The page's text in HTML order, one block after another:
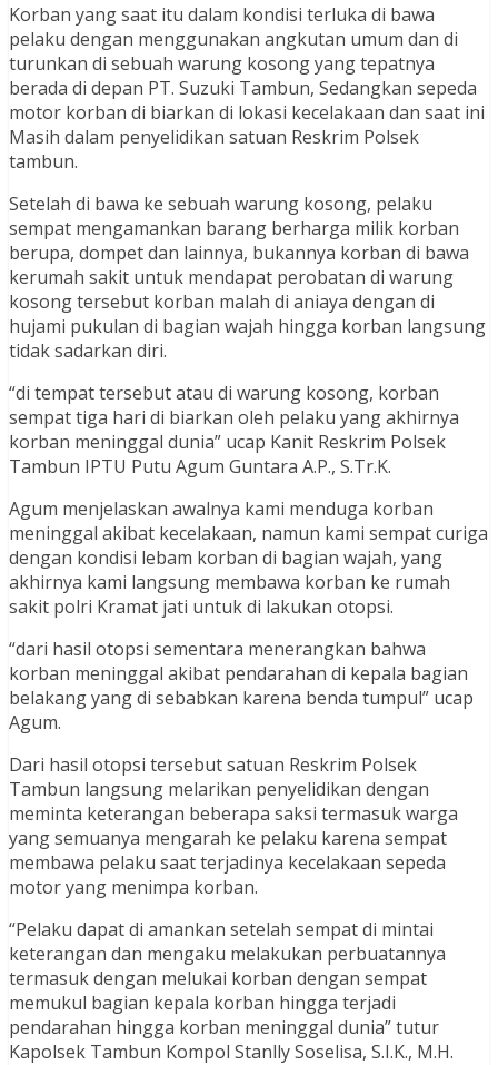
Korban yang saat itu dalam kondisi terluka di bawa
pelaku dengan menggunakan angkutan umum dan di
turunkan di sebuah warung kosong yang tepatnya
berada di depan PT. Suzuki Tambun, Sedangkan sepeda
motor korban di biarkan di lokasi kecelakaan dan saat ini
Masih dalam penyelidikan satuan Reskrim Polsek
tambun.
Setelah di bawa ke sebuah warung kosong, pelaku
sempat mengamankan barang berharga milik korban
berupa, dompet dan lainnya, bukannya korban di bawa
kerumah sakit untuk mendapat perobatan di warung
kosong tersebut korban malah di aniaya dengan di
hujami pukulan di bagian wajah hingga korban langsung
tidak sadarkan diri.
“di tempat tersebut atau di warung kosong, korban
sempat tiga hari di biarkan oleh pelaku yang akhirnya
korban meninggal dunia” ucap Kanit Reskrim Polsek
Tambun IPTU Putu Agum Guntara A.P., S.Tr.K.
Agum menjelaskan awalnya kami menduga korban
meninggal akibat kecelakaan, namun kami sempat curiga
dengan kondisi lebam korban di bagian wajah, yang
akhirnya kami langsung membawa korban ke rumah
sakit polri Kramat jati untuk di lakukan otopsi.
“dari hasil otopsi sementara menerangkan bahwa
korban meninggal akibat pendarahan di kepala bagian
belakang yang di sebabkan karena benda tumpul” ucap
Agum.
Dari hasil otopsi tersebut satuan Reskrim Polsek
Tambun langsung melarikan penyelidikan dengan
meminta keterangan beberapa saksi termasuk warga
yang semuanya mengarah ke pelaku karena sempat
membawa pelaku saat terjadinya kecelakaan sepeda
motor yang menimpa korban.
“Pelaku dapat di amankan setelah sempat di mintai
keterangan dan mengaku melakukan perbuatannya
termasuk dengan melukai korban dengan sempat
memukul bagian kepala korban hingga terjadi
pendarahan hingga korban meninggal dunia” tutur
Kapolsek Tambun Kompol Stanlly Soselisa, S.I.K., M.H.